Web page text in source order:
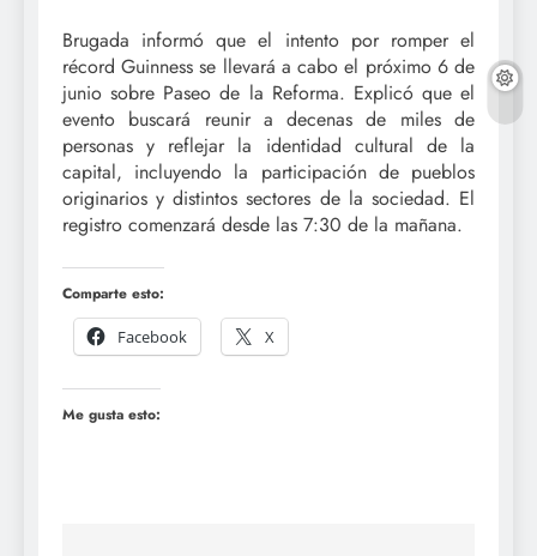
Brugada informó que el intento por romper el
récord Guinness se llevará a cabo el próximo 6 de
junio sobre Paseo de la Reforma. Explicó que el
evento buscará reunir a decenas de miles de
personas y reflejar la identidad cultural de la
capital, incluyendo la participación de pueblos
originarios y distintos sectores de la sociedad. El
registro comenzará desde las 7:30 de la mañana.
Comparte esto:
Facebook
X
Me gusta esto: